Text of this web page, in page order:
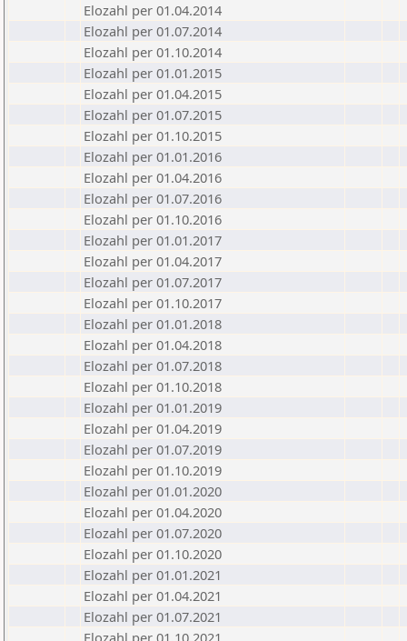
Elozahl per 01.04.2014
Elozahl per 01.07.2014
Elozahl per 01.10.2014
Elozahl per 01.01.2015
Elozahl per 01.04.2015
Elozahl per 01.07.2015
Elozahl per 01.10.2015
Elozahl per 01.01.2016
Elozahl per 01.04.2016
Elozahl per 01.07.2016
Elozahl per 01.10.2016
Elozahl per 01.01.2017
Elozahl per 01.04.2017
Elozahl per 01.07.2017
Elozahl per 01.10.2017
Elozahl per 01.01.2018
Elozahl per 01.04.2018
Elozahl per 01.07.2018
Elozahl per 01.10.2018
Elozahl per 01.01.2019
Elozahl per 01.04.2019
Elozahl per 01.07.2019
Elozahl per 01.10.2019
Elozahl per 01.01.2020
Elozahl per 01.04.2020
Elozahl per 01.07.2020
Elozahl per 01.10.2020
Elozahl per 01.01.2021
Elozahl per 01.04.2021
Elozahl per 01.07.2021
Elozahl per 01.10.2021